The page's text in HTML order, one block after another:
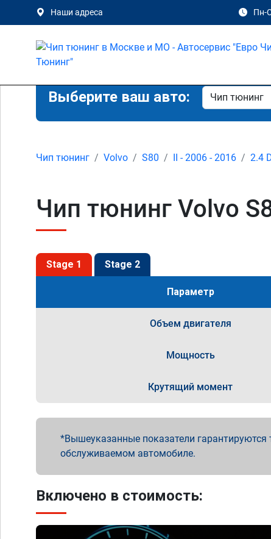
Наши адреса Пн-
Выберите ваш авто:
Чип тюнинг Volvo S80 II - 2006 - 2016 2.4
Чип тюнинг Volvo
Stage 1 Stage 2
Параметр
Объем двигателя
Мощность
Крутящий момент
Вышеуказанные показатели
обслуживаемом автомобиле.
Включено в стоимость: